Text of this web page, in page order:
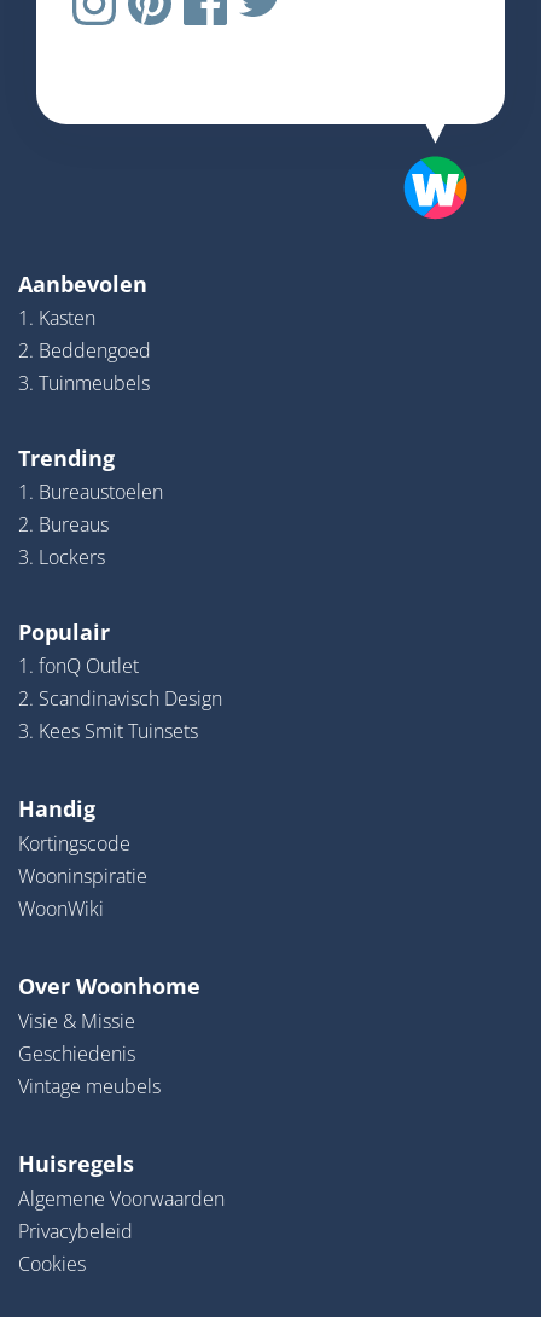
Aanbevolen
1. Kasten
2. Beddengoed
3. Tuinmeubels
Trending
1. Bureaustoelen
2. Bureaus
3. Lockers
Populair
1. fonQ Outlet
2. Scandinavisch Design
3. Kees Smit Tuinsets
Handig
Kortingscode
Wooninspiratie
WoonWiki
Over Woonhome
Visie & Missie
Geschiedenis
Vintage meubels
Huisregels
Algemene Voorwaarden
Privacybeleid
Cookies